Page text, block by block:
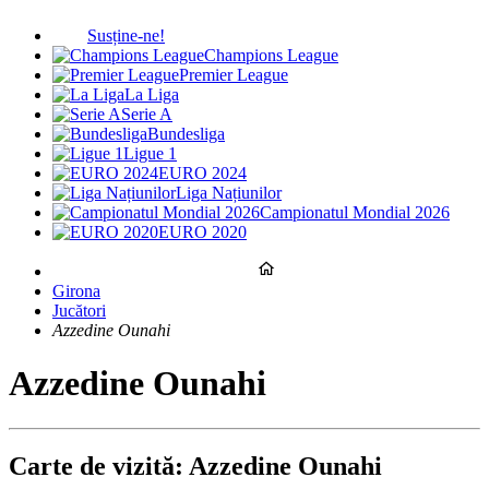
Susține-ne!
Champions League
Premier League
La Liga
Serie A
Bundesliga
Ligue 1
EURO 2024
Liga Națiunilor
Campionatul Mondial 2026
EURO 2020
Girona
Jucători
Azzedine Ounahi
Azzedine Ounahi
Carte de vizită: Azzedine Ounahi